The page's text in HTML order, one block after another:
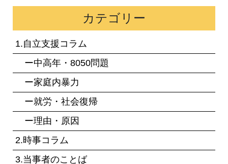
カテゴリー
1.自立支援コラム
ー中高年・8050問題
ー家庭内暴力
ー就労・社会復帰
ー理由・原因
2.時事コラム
3.当事者のことば